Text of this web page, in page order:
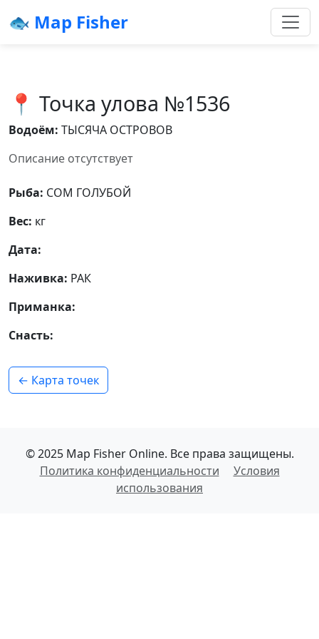
🐟 Map Fisher
📍 Точка улова №1536
Водоём: ТЫСЯЧА ОСТРОВОВ
Описание отсутствует
Рыба: СОМ ГОЛУБОЙ
Вес: кг
Дата:
Наживка: РАК
Приманка:
Снасть:
← Карта точек
© 2025 Map Fisher Online. Все права защищены.
Политика конфиденциальности
Условия
использования